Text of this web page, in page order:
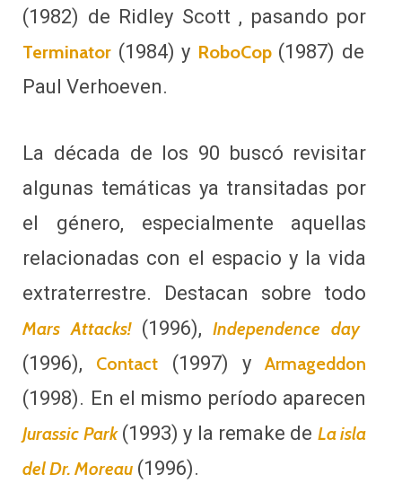
(1982) de Ridley Scott , pasando por
Terminator (1984) y RoboCop(1987) de
Paul Verhoeven.
La década de los 90 buscó revisitar
algunas temáticas ya transitadas por
el género, especialmente aquellas
relacionadas con el espacio y la vida
extraterrestre. Destacan sobre todo
Mars Attacks!(1996), Independence day
(1996), Contact (1997) yArmageddon
(1998). En el mismo período aparecen
Jurassic Park(1993) y la remake de La isla
del Dr. Moreau (1996).